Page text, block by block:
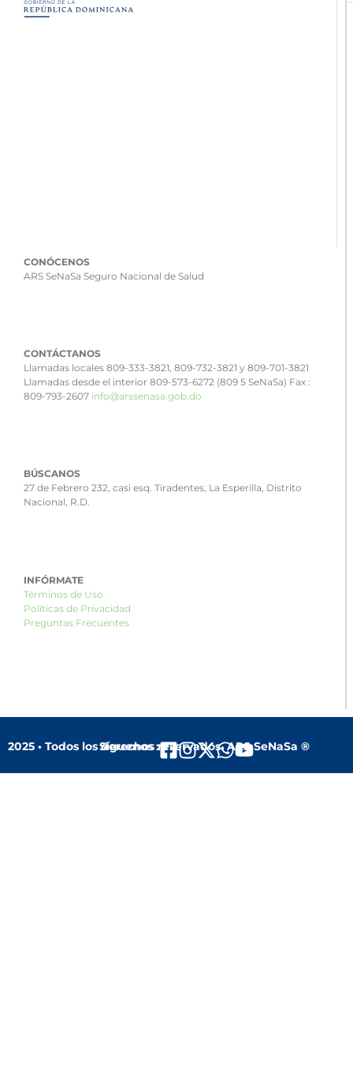
CONÓCENOS
ARS SeNaSa Seguro Nacional de Salud
CONTÁCTANOS
Llamadas locales 809-333-3821, 809-732-3821 y 809-701-3821
Llamadas desde el interior 809-573-6272 (809 5 SeNaSa) Fax :
809-793-2607 info@arssenasa.gob.do
BÚSCANOS
27 de Febrero 232, casi esq. Tiradentes, La Esperilla, Distrito
Nacional, R.D.
INFÓRMATE
Términos de Uso
Políticas de Privacidad
Preguntas Frecuentes
2025 • Todos los derechos reservados. ARS SeNaSa ®
Síguenos :